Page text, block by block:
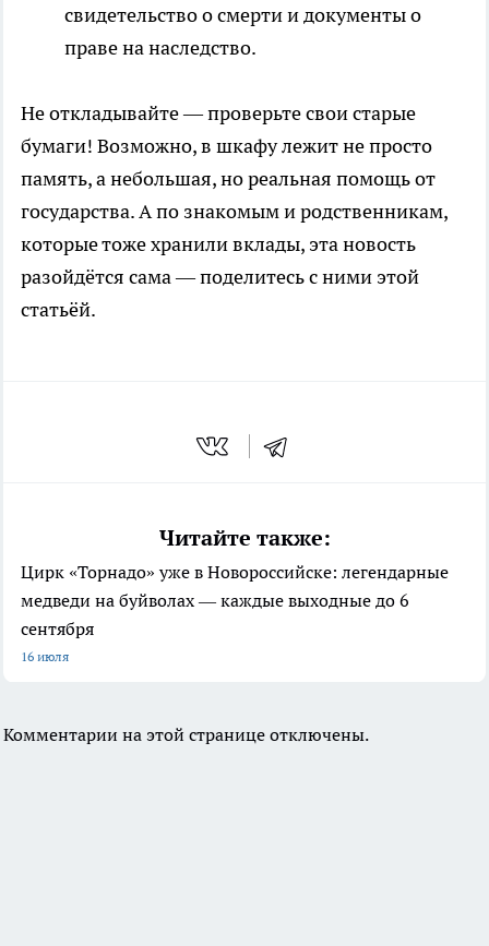
свидетельство о смерти и документы о
праве на наследство.
Не откладывайте — проверьте свои старые
бумаги! Возможно, в шкафу лежит не просто
память, а небольшая, но реальная помощь от
государства. А по знакомым и родственникам,
которые тоже хранили вклады, эта новость
разойдётся сама — поделитесь с ними этой
статьёй.
Читайте также:
Цирк «Торнадо» уже в Новороссийске: легендарные
медведи на буйволах — каждые выходные до 6
сентября
16 июля
Комментарии на этой странице отключены.